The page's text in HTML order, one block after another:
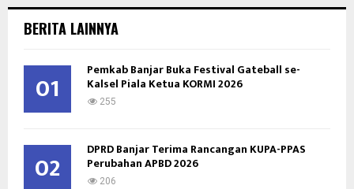
h
o
BERITA LAINNYA
01 Pemkab Banjar Buka Festival Gateball se-
Kalsel Piala Ketua KORMI 2026
255
02 DPRD Banjar Terima Rancangan KUPA-PPAS
Perubahan APBD 2026
206